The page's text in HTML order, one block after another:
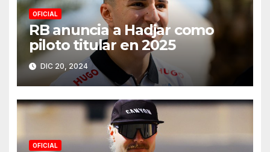
OFICIAL
RB anuncia a Hadjar como
piloto titular en 2025
DIC 20, 2024
OFICIAL